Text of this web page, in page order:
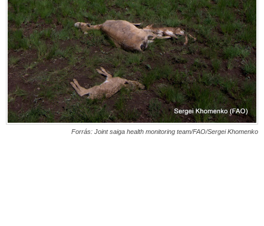
Forrás: Joint saiga health monitoring team/FAO/Sergei Khomenko